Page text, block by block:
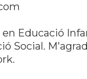
en Educació
Social.